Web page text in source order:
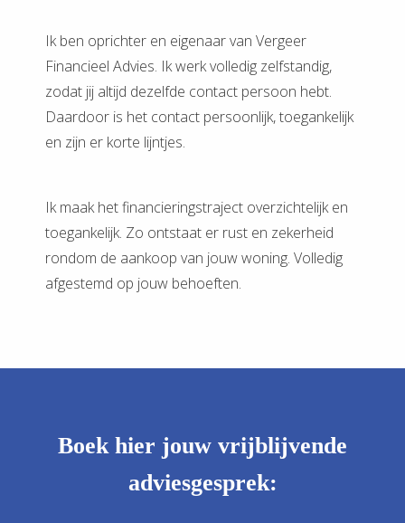
Ik ben oprichter en eigenaar van Vergeer
Financieel Advies. Ik werk volledig zelfstandig,
zodat jij altijd dezelfde contact persoon hebt.
Daardoor is het contact persoonlijk, toegankelijk
en zijn er korte lijntjes.
Ik maak het financieringstraject overzichtelijk en
toegankelijk. Zo ontstaat er rust en zekerheid
rondom de aankoop van jouw woning. Volledig
afgestemd op jouw behoeften.
Boek hier jouw vrijblijvende
adviesgesprek: